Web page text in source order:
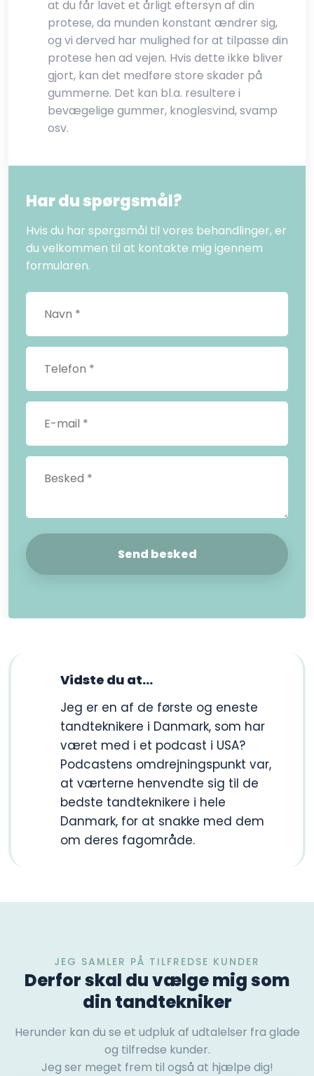
at du får lavet et årligt eftersyn af din
protese, da munden konstant ændrer sig,
og vi derved har mulighed for at tilpasse din
protese hen ad vejen. Hvis dette ikke bliver
gjort, kan det medføre store skader på
gummerne. Det kan bl.a. resultere i
bevægelige gummer, knoglesvind, svamp
osv.
Har du spørgsmål?
Hvis du har spørgsmål til vores behandlinger, er
du velkommen til at kontakte mig igennem
formularen.
Vidste du at​...
​Jeg er en af de første og eneste
tandteknikere i Danmark, som har
været med i et podcast i USA?
Podcastens omdrejningspunkt var,
at værterne henvendte sig til de
bedste tandteknikere i hele
Danmark, for at snakke med dem
om deres fagområde.
JEG SAMLER PÅ TILFREDSE KUNDER
Derfor skal du vælge mig som
din tandtekniker
Herunder kan du se et udpluk af udtalelser fra glade
og tilfredse kunder.
Jeg ser meget frem til også at hjælpe dig!